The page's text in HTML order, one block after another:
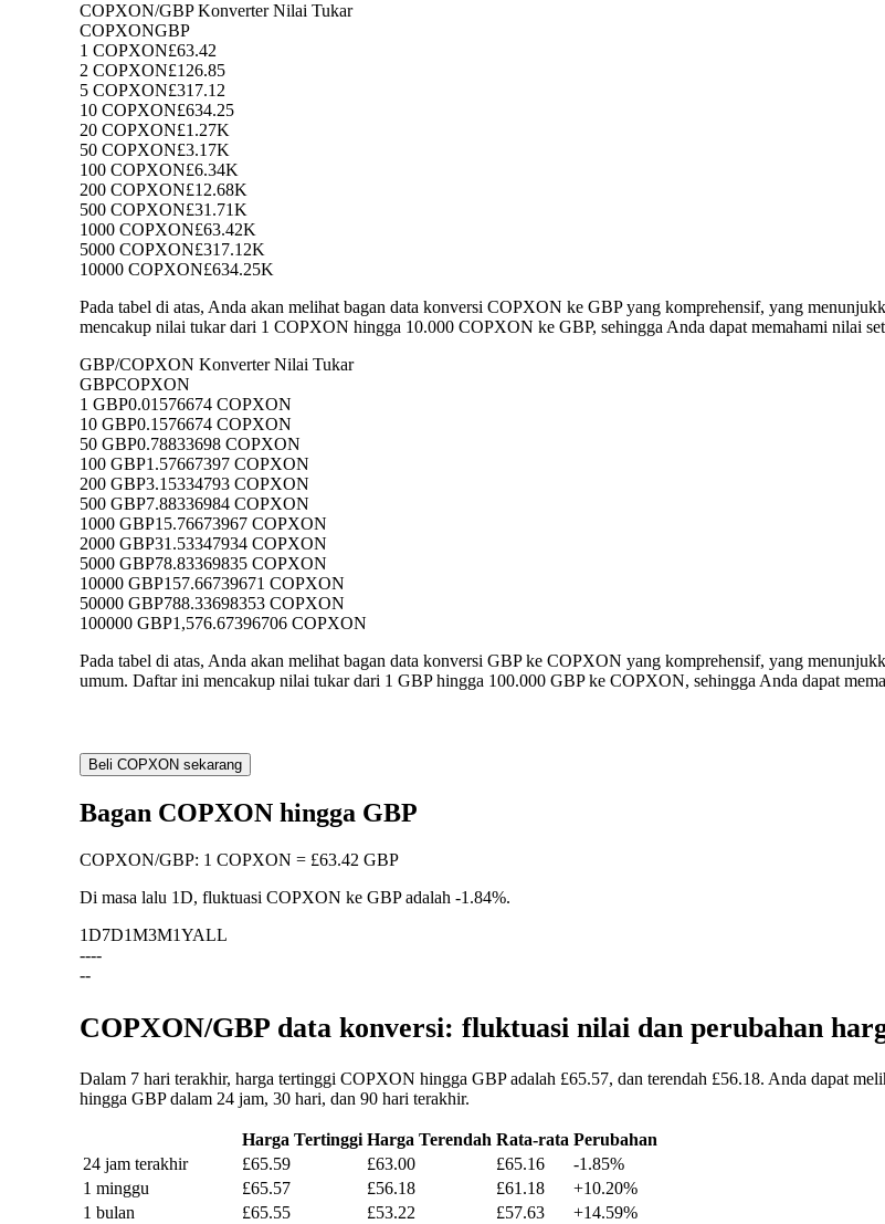
COPXON/GBP Konverter Nilai Tukar
COPXONGBP
1 COPXON£63.42
2 COPXON£126.85
5 COPXON£317.12
10 COPXON£634.25
20 COPXON£1.27K
50 COPXON£3.17K
100 COPXON£6.34K
200 COPXON£12.68K
500 COPXON£31.71K
1000 COPXON£63.42K
5000 COPXON£317.12K
10000 COPXON£634.25K
Pada tabel di atas, Anda akan melihat bagan data konversi COPXON ke GBP yang komprehensif, yang
mencakup nilai tukar dari 1 COPXON hingga 10.000 COPXON ke GBP, sehingga Anda dapat memahami nilai
GBP/COPXON Konverter Nilai Tukar
GBPCOPXON
1 GBP0.01576674 COPXON
10 GBP0.1576674 COPXON
50 GBP0.78833698 COPXON
100 GBP1.57667397 COPXON
200 GBP3.15334793 COPXON
500 GBP7.88336984 COPXON
1000 GBP15.76673967 COPXON
2000 GBP31.53347934 COPXON
5000 GBP78.83369835 COPXON
10000 GBP157.66739671 COPXON
50000 GBP788.33698353 COPXON
100000 GBP1,576.67396706 COPXON
Pada tabel di atas, Anda akan melihat bagan data konversi GBP ke COPXON yang komprehensif, yang
umum. Daftar ini mencakup nilai tukar dari 1 GBP hingga 100.000 GBP ke COPXON, sehingga Anda dapat
Beli COPXON sekarang
Bagan COPXON hingga GBP
COPXON/GBP: 1 COPXON = £63.42 GBP
Di masa lalu 1D, fluktuasi COPXON ke GBP adalah -1.84%.
1D7D1M3M1YALL
----
--
COPXON/GBP data konversi: fluktuasi nilai dan perubahan
Dalam 7 hari terakhir, harga tertinggi COPXON hingga GBP adalah £65.57, dan terendah £56.18. Anda dapat
hingga GBP dalam 24 jam, 30 hari, dan 90 hari terakhir.
Harga Tertinggi Harga Terendah Rata-rata Perubahan
24 jam terakhir
£65.59 £63.00 £65.16
-1.85%
1 minggu
£65.57 £56.18 £61.18
+10.20%
1 bulan
£65.55 £53.22 £57.63
+14.59%